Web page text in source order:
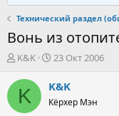
Технический раздел
Вонь из
А
т
о
р
K&K
Д
т
н
23 Окт 2006
K K&K
Кёрхер Мэн